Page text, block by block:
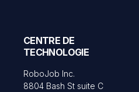
CENTRE DE
TECHNOLOGIE
RoboJob Inc.
8804 Bash St suite C